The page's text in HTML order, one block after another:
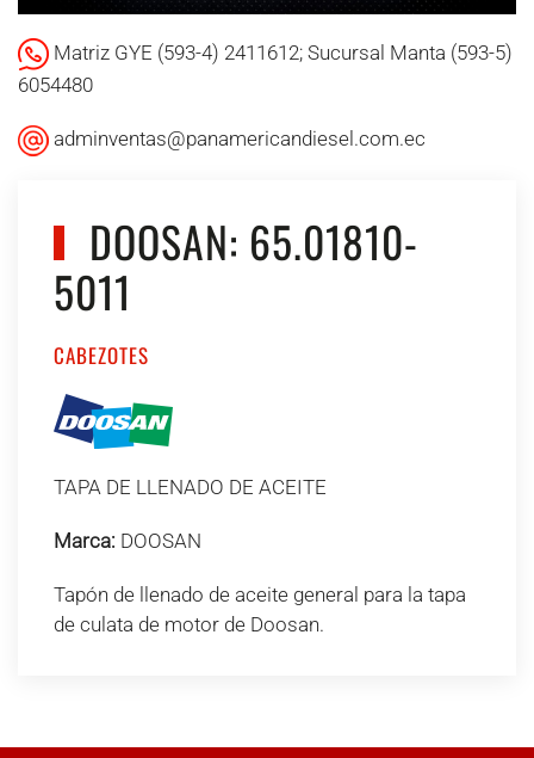
Matriz GYE (593-4) 2411612; Sucursal Manta (593-5)
6054480
adminventas@panamericandiesel.com.ec
DOOSAN: 65.01810-
5011
CABEZOTES
TAPA DE LLENADO DE ACEITE
Marca: DOOSAN
Tapón de llenado de aceite general para la tapa
de culata de motor de Doosan.